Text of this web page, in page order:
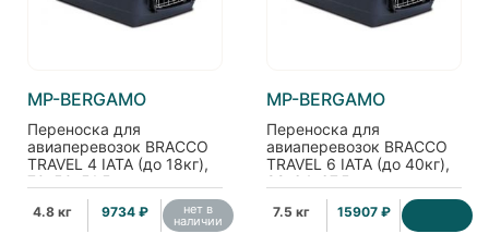
MP-BERGAMO
Переноска для
авиаперевозок BRACCO
TRAVEL 4 IATA (до 18кг),
70*50*51.5см
4.8 кг 9734 ₽ нет в
наличии
MP-BERGAMO
Переноска для
авиаперевозок BRACCO
TRAVEL 6 IATA (до 40кг),
92*64*67.5см
7.5 кг 15907 ₽